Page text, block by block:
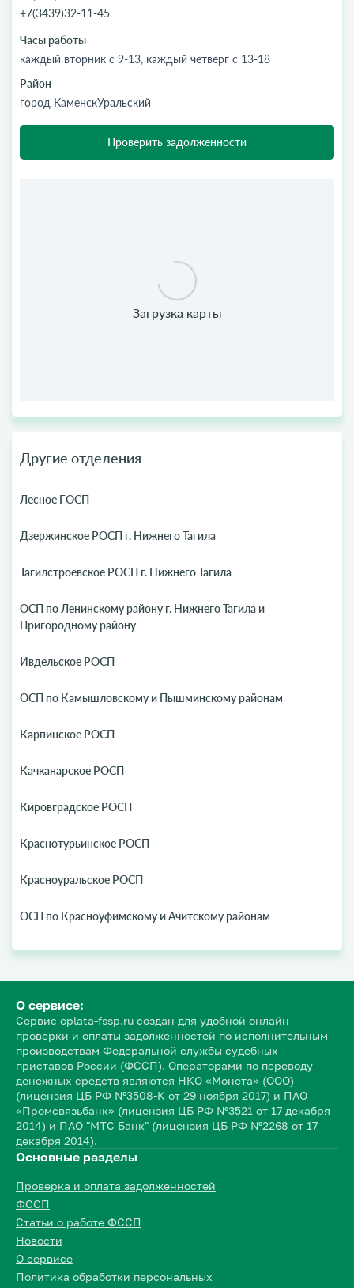
+7(3439)32-11-45
Часы работы
каждый вторник с 9-13, каждый четверг с 13-18
Район
город КаменскУральский
Проверить задолженности
Другие отделения
Лесное ГОСП
Дзержинское РОСП г. Нижнего Тагила
Тагилстроевское РОСП г. Нижнего Тагила
ОСП по Ленинскому району г. Нижнего Тагила и
Пригородному району
Ивдельское РОСП
ОСП по Камышловскому и Пышминскому районам
Карпинское РОСП
Качканарское РОСП
Кировградское РОСП
Краснотурьинское РОСП
Красноуральское РОСП
ОСП по Красноуфимскому и Ачитскому районам
О сервисе:
Сервис oplata-fssp.ru создан для удобной онлайн
проверки и оплаты задолженностей по исполнительным
производствам Федеральной службы судебных
приставов России (ФССП). Операторами по переводу
денежных средств являются НКО «Монета» (ООО)
(лицензия ЦБ РФ №3508-К от 29 ноября 2017) и ПАО
«Промсвязьбанк» (лицензия ЦБ РФ №3521 от 17 декабря
2014) и ПАО "МТС Банк" (лицензия ЦБ РФ №2268 от 17
декабря 2014).
Основные разделы
Проверка и оплата задолженностей
ФССП
Статьи о работе ФССП
Новости
О сервисе
Политика обработки персональных